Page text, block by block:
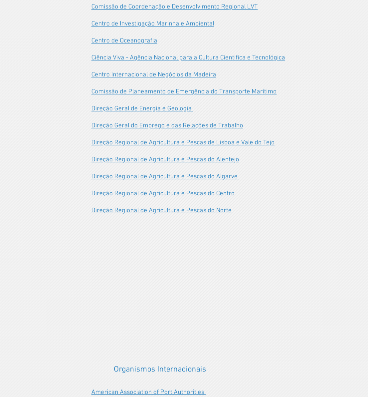
Comissão de Coordenação e Desenvolvimento Regional LVT
Centro de Investigação Marinha e Ambiental
Centro de Oceanografia
Ciência Viva -Agência Nacional para a Cultura Cientifica e Tecnológica
Centro Internacional de Negócios da Madeira
Comissão de Planeamento de Emergência do Transporte Marítimo
Direção Geral de Energia e Geologia
Direção Geral do Emprego e das Relações de Trabalho
Direção Regional de Agricultura e Pescas de Lisboa e Vale do Tejo
Direção Regional de Agricultura e Pescas do Alentejo
Direção Regional de Agricultura e Pescas do Algarve
Direção Regional de Agricultura e Pescas do Centro
Direção Regional de Agricultura e Pescas do Norte
Organismos Internacionais
American Association of Port Authorities